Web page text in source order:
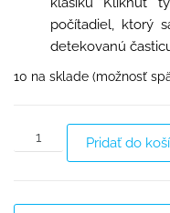
počítadiel, ktorý
detekovanú
10 na sklade (možnosť
Pridať do